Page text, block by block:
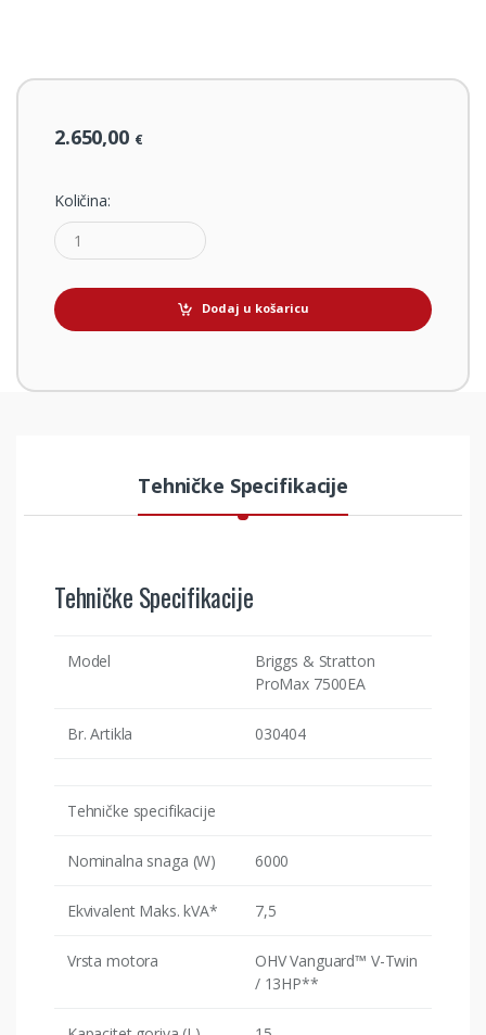
2.650,00 €
Količina:
Dodaj u košaricu
Tehničke Specifikacije
Tehničke Specifikacije
Model
Briggs & Stratton
ProMax 7500EA
Br. Artikla 030404
Tehničke specifikacije
Nominalna snaga (W) 6000
Ekvivalent Maks. kVA* 7,5
Vrsta motora
OHV Vanguard™ V-Twin
/ 13HP**